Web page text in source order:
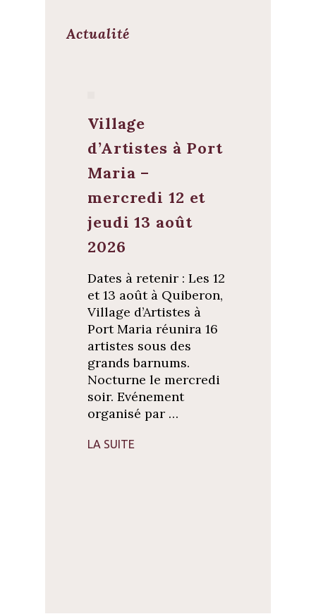
Actualité
Village
d’Artistes à Port
Maria –
mercredi 12 et
jeudi 13 août
2026
Dates à retenir : Les 12
et 13 août à Quiberon,
Village d’Artistes à
Port Maria réunira 16
artistes sous des
grands barnums.
Nocturne le mercredi
soir. Evénement
organisé par …
LA SUITE